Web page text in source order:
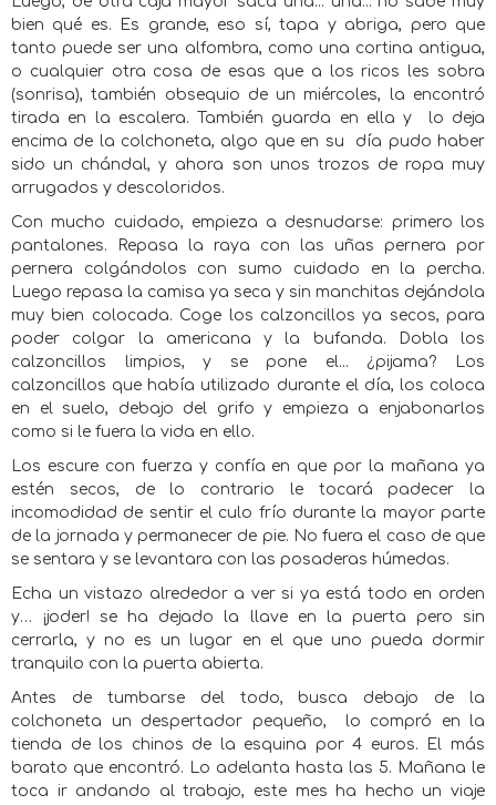
bien qué es. Es grande, eso sí, tapa y abriga, pero que
tanto puede ser una alfombra, como una cortina antigua,
o cualquier otra cosa de esas que a los ricos les sobra
(sonrisa), también obsequio de un miércoles, la encontró
tirada en la escalera. También guarda en ella y
lo deja
encima de la colchoneta, algo que en su
día pudo haber
sido un chándal, y ahora son unos trozos de ropa muy
arrugados y descoloridos.
Con mucho cuidado, empieza a desnudarse: primero los
pantalones. Repasa la raya con las uñas pernera por
pernera colgándolos con sumo cuidado en la percha.
Luego repasa la camisa ya seca y sin manchitas dejándola
muy bien colocada. Coge los calzoncillos ya secos, para
poder colgar la americana y la bufanda. Dobla los
calzoncillos limpios, y se pone el... ¿pijama? Los
calzoncillos que había utilizado durante el día, los coloca
en el suelo, debajo del grifo y empieza a enjabonarlos
como si le fuera la vida en ello.
Los escure con fuerza y confía en que por la mañana ya
estén secos, de lo contrario le tocará padecer la
incomodidad de sentir el culo frío durante la mayor parte
de la jornada y permanecer de pie. No fuera el caso de que
se sentara y se levantara con las posaderas húmedas.
Echa un vistazo alrededor a ver si ya está todo en orden
y… ¡joder! se ha dejado la llave en la puerta pero sin
cerrarla, y no es un lugar en el que uno pueda dormir
tranquilo con la puerta abierta.
Antes de tumbarse del todo, busca debajo de la
colchoneta un despertador pequeño,
lo compró en la
tienda de los chinos de la esquina por 4 euros. El más
barato que encontró. Lo adelanta hasta las 5. Mañana le
toca ir andando al trabajo, este mes ha hecho un viaje